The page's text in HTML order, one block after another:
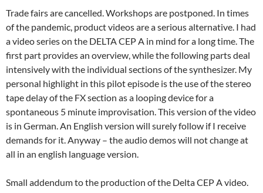
Trade fairs are cancelled. Workshops are postponed. In times
of the pandemic, product videos are a serious alternative. I had
a video series on the DELTA CEP A in mind for a long time. The
first part provides an overview, while the following parts deal
intensively with the individual sections of the synthesizer. My
personal highlight in this pilot episode is the use of the stereo
tape delay of the FX section as a looping device for a
spontaneous 5 minute improvisation. This version of the video
is in German. An English version will surely follow if I receive
demands for it. Anyway – the audio demos will not change at
all in an english language version.
Small addendum to the production of the Delta CEP A video.